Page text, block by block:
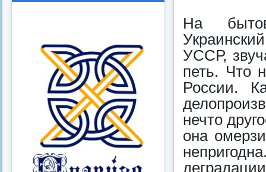
На
УССР,
петь. Что
России.
нечто
она